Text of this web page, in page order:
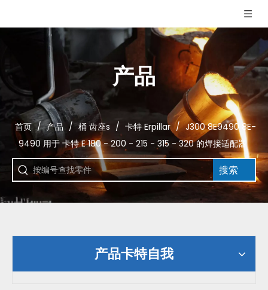
产品
首页 / 产品 / 桶 齿座s / 卡特 Erpillar / J300 8E9490 8E-
9490 用于 卡特 E 180 - 200 - 215 - 315 - 320 的焊接适配器
搜索
产品卡特自我